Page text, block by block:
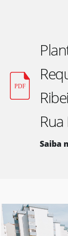
Saiba